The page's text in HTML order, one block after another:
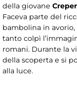
della giovane
Faceva parte del
bambolina in
tanto colpì
romani. Durante la
della scoperta e si
alla luce.